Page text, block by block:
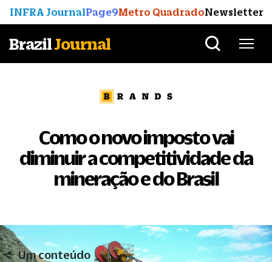
INFRA JournalPage9Metro QuadradoNewsletter
BrazilJournal
Como o novo imposto vai
diminuir a competitividade da
mineração e do Brasil
Um conteúdo